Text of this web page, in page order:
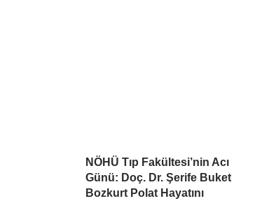
NÖHÜ Tıp Fakültesi’nin Acı
Günü: Doç. Dr. Şerife Buket
Bozkurt Polat Hayatını